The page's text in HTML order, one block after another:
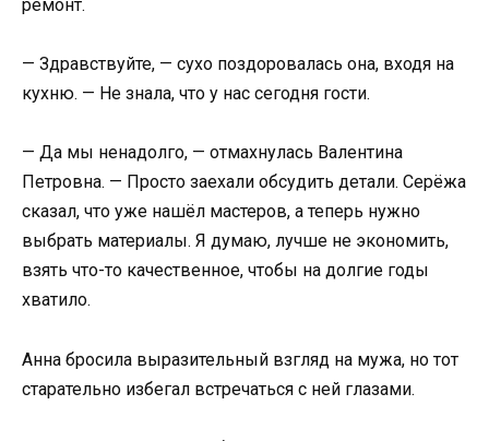
ремонт.
— Здравствуйте, — сухо поздоровалась она, входя на
кухню. — Не знала, что у нас сегодня гости.
— Да мы ненадолго, — отмахнулась Валентина
Петровна. — Просто заехали обсудить детали. Серёжа
сказал, что уже нашёл мастеров, а теперь нужно
выбрать материалы. Я думаю, лучше не экономить,
взять что-то качественное, чтобы на долгие годы
хватило.
Анна бросила выразительный взгляд на мужа, но тот
старательно избегал встречаться с ней глазами.